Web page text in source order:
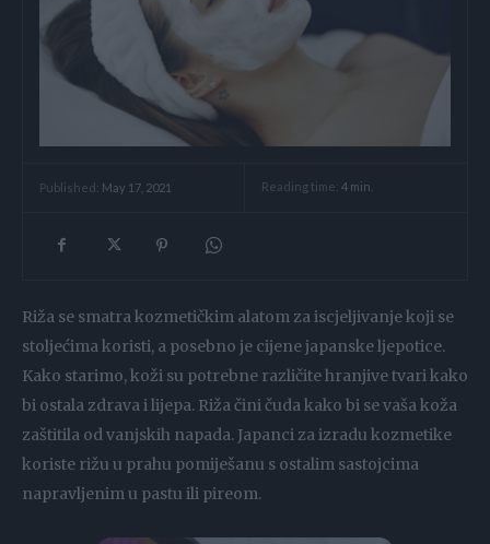
Published: May 17, 2021 Reading time: 4 min.
Riža se smatra kozmetičkim alatom za iscjeljivanje koji se
stoljećima koristi, a posebno je cijene japanske ljepotice.
Kako starimo, koži su potrebne različite hranjive tvari kako
bi ostala zdrava i lijepa. Riža čini čuda kako bi se vaša koža
zaštitila od vanjskih napada. Japanci za izradu kozmetike
koriste rižu u prahu pomiješanu s ostalim sastojcima
napravljenim u pastu ili pireom.